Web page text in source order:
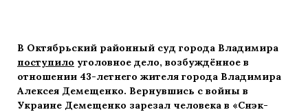
В Октябрьский районный суд города Владимира
поступило уголовное дело, возбуждённое в
отношении 43-летнего жителя города Владимира
Алексея Демещенко. Вернувшись с войны в
Украине Демещенко зарезал человека в «Снэк-